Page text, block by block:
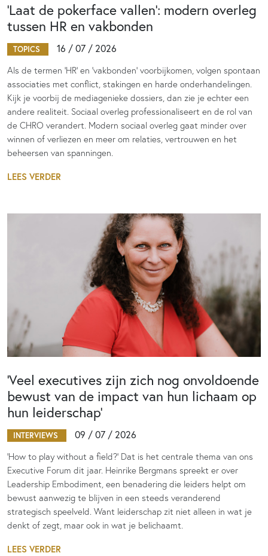
‘Laat de pokerface vallen’: modern overleg
tussen HR en vakbonden
TOPICS 16 / 07 / 2026
Als de termen 'HR' en 'vakbonden' voorbijkomen, volgen spontaan
associaties met conflict, stakingen en harde onderhandelingen.
Kijk je voorbij de mediagenieke dossiers, dan zie je echter een
andere realiteit. Sociaal overleg professionaliseert en de rol van
de CHRO verandert. Modern sociaal overleg gaat minder over
winnen of verliezen en meer om relaties, vertrouwen en het
beheersen van spanningen.
LEES VERDER
‘Veel executives zijn zich nog onvoldoende
bewust van de impact van hun lichaam op
hun leiderschap’
INTERVIEWS 09 / 07 / 2026
‘How to play without a field?’ Dat is het centrale thema van ons
Executive Forum dit jaar. Heinrike Bergmans spreekt er over
Leadership Embodiment, een benadering die leiders helpt om
bewust aanwezig te blijven in een steeds veranderend
strategisch speelveld. Want leiderschap zit niet alleen in wat je
denkt of zegt, maar ook in wat je belichaamt.
LEES VERDER